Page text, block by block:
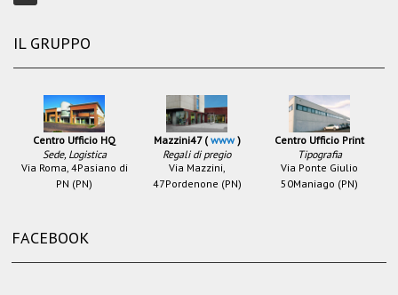
IL GRUPPO
Centro Ufficio HQ
Sede, Logistica
Via Roma, 4Pasiano di
PN (PN)
Mazzini47 (www)
Regali di pregio
Via Mazzini,
47Pordenone (PN)
Centro Ufficio Print
Tipografia
Via Ponte Giulio
50Maniago (PN)
FACEBOOK